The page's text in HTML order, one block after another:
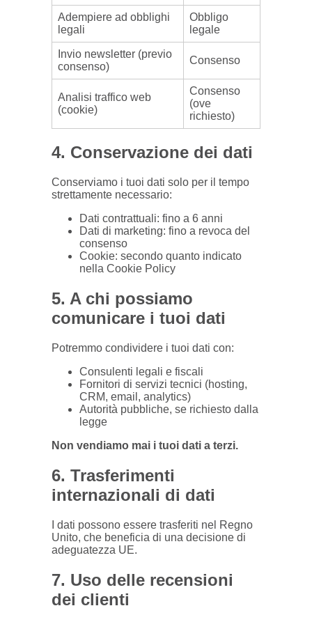
Adempiere ad obblighi
legali
Obbligo
legale
Invio newsletter (previo
consenso)
Consenso
Analisi traffico web
(cookie)
Consenso
(ove
richiesto)
4. Conservazione dei dati
Conserviamo i tuoi dati solo per il tempo
strettamente necessario:
Dati contrattuali: fino a 6 anni
Dati di marketing: fino a revoca del
consenso
Cookie: secondo quanto indicato
nella Cookie Policy
5. A chi possiamo
comunicare i tuoi dati
Potremmo condividere i tuoi dati con:
Consulenti legali e fiscali
Fornitori di servizi tecnici (hosting,
CRM, email, analytics)
Autorità pubbliche, se richiesto dalla
legge
Non vendiamo mai i tuoi dati a terzi.
6. Trasferimenti
internazionali di dati
I dati possono essere trasferiti nel Regno
Unito, che beneficia di una decisione di
adeguatezza UE.
7. Uso delle recensioni
dei clienti